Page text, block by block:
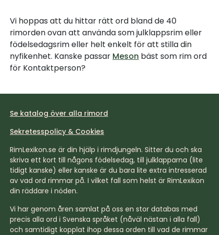
Vi hoppas att du hittar rätt ord bland de 40
rimorden ovan att använda som julklappsrim eller
födelsedagsrim eller helt enkelt för att stilla din
nyfikenhet. Kanske passar Meson bäst som rim ord
för Kontaktperson?
Se katalog över alla rimord
Sekretesspolicy & Cookies
RimLexikon.se är din hjälp i rimdjungeln. Sitter du och ska
skriva ett kort till någons födelsedag, till julklapparna (lite
tidigt kanske) eller kanske är du bara lite extra intresserad
av vad ord rimmar på. I vilket fall som helst är RimLexikon
din räddare i nöden.
Vi har genom åren samlat på oss en stor databas med
precis alla ord i Svenska språket (nåväl nästan i alla fall)
och samtidigt kopplat ihop dessa orden till vad de rimmar